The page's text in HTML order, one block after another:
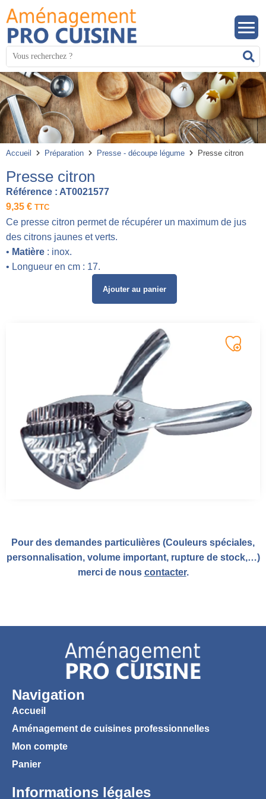
Mots
clés
:
Accueil Préparation Presse - découpe légume Presse citron
Presse citron
Référence : AT0021577
9,35 € TTC
Ce presse citron permet de récupérer un maximum de jus
des citrons jaunes et verts.
• Matière : inox.
• Longueur en cm : 17.
Ajouter au panier
Pour des demandes particulières (Couleurs spéciales,
personnalisation, volume important, rupture de stock,…)
merci de nous contacter.
Navigation
Accueil
Aménagement de cuisines professionnelles
Mon compte
Panier
Informations légales
Panneau de gestion des cookies